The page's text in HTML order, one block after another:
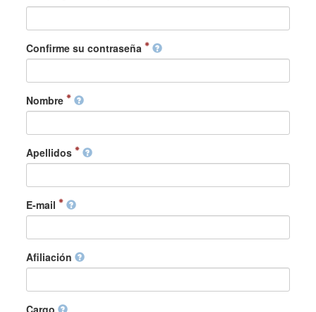
Confirme su contraseña
Nombre
Apellidos
E-mail
Afiliación
Cargo